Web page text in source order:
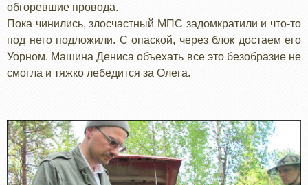
обгоревшие провода.
Пока чинились, злосчастный МПС задомкратили и что-то
под него подложили. С опаской, через блок достаем его
Уорном. Машина Дениса объехать все это безобразие не
смогла и тяжко лебедится за Олега.